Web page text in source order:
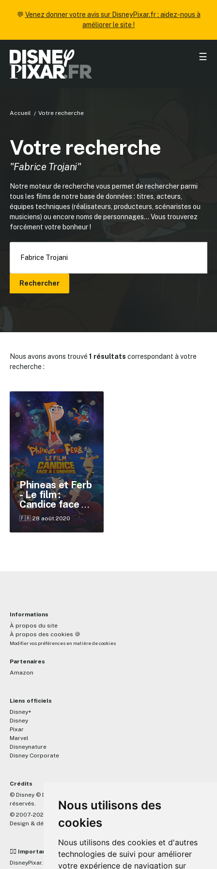
Nous utilisons des
cookies
Nous utilisons des cookies et d'autres
technologies de suivi pour améliorer
votre expérience de navigation sur
💬 Venez donner votre avis sur DisneyPixar.fr : aidez-nous à
améliorer le site !
☰
Accueil Votre recherche
Votre recherche
"Fabrice Trojani"
Notre moteur de recherche vous permet de rechercher parmi
tous les films de notre base de données : titres, acteurs,
équipes techniques (réalisateurs, producteurs, scénaristes ou
musiciens) ou encore noms de personnages... Vous trouverez
forcément votre bonheur !
Rechercher
Nous avons avons trouvé 1 résultats correspondant à votre
recherche :
Phineas et Ferb
- Le film :
Candice face à
l'univers
🇫🇷 28 août 2020
Informations
À propos du site
À propos des cookies 🍪
Modifier vos préférences en matière de cookies
Partenaires
Amazon
Liens officiels
Disney+
Disney
Pixar
Marvel
Disneynature
Disney Corporate
Crédits
© Disney © Disney/Pixar © &
réservés.
© 2007-2026 DisneyPixar.fr
Design & développement : MonsieurPaul
☝🏼 Important
DisneyPixar.fr est un site indépendant et n'est en aucun cas lié de
✕